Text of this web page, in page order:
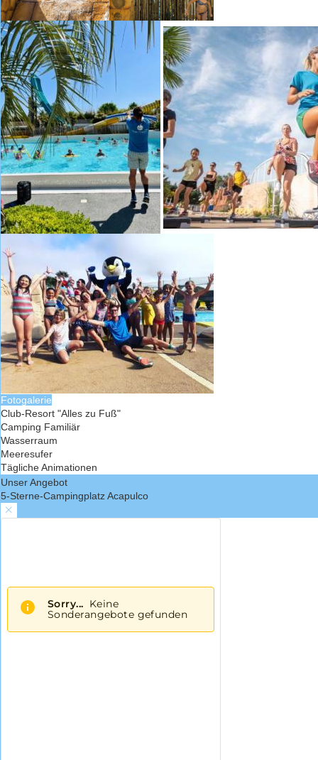
Fotogalerie
Club-Resort "Alles zu Fuß"
Camping Familiär
Wasserraum
Meeresufer
Tägliche Animationen
Unser Angebot
5-Sterne-Campingplatz Acapulco